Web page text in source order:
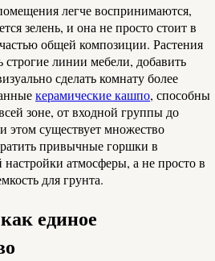
легче воспринимаются,
зелень, и она не просто стоит в
общей композиции. Растения
строгие линии мебели, добавить
сделать комнату более
керамические кашпо, способны
зоне, от входной группы до
этом существует множество
привычные горшки в
атмосферы, а не просто в
для грунта.
единое